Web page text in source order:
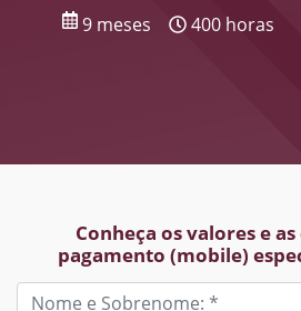
9 meses 400 horas
Conheça os valores e
pagamento (mobile)